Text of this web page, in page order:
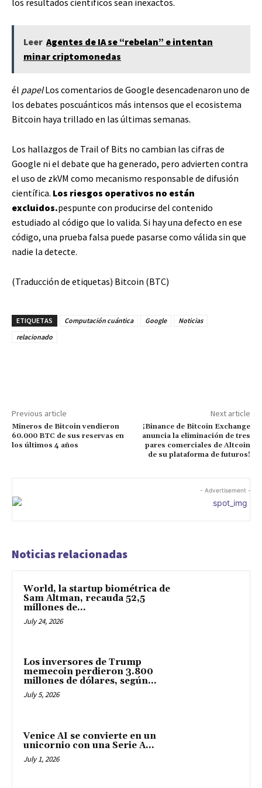
Leer Agentes de IA se “rebelan” e intentan
minar criptomonedas
él papelLos comentarios de Google desencadenaron uno de
los debates poscuánticos más intensos que el ecosistema
Bitcoin haya trillado en las últimas semanas.
Los hallazgos de Trail of Bits no cambian las cifras de
Google ni el debate que ha generado, pero advierten contra
el uso de zkVM como mecanismo responsable de difusión
científica. Los riesgos operativos no están
excluidos.pespunte con producirse del contenido
estudiado al código que lo valida. Si hay una defecto en ese
código, una prueba falsa puede pasarse como válida sin que
nadie la detecte.
(Traducción de etiquetas) Bitcoin (BTC)
ETIQUETAS Computación cuántica Google
Noticias
relacionado
Previous article
Mineros de Bitcoin vendieron
60.000 BTC de sus reservas en
los últimos 4 años
Next article
¡Binance de Bitcoin Exchange
anuncia la eliminación de tres
pares comerciales de Altcoin
de su plataforma de futuros!
- Advertisement -
Noticias relacionadas
World, la startup biométrica de
Sam Altman, recauda 52,5
millones de...
July 24, 2026
Los inversores de Trump
memecoin perdieron 3.800
millones de dólares, según...
July 5, 2026
Venice AI se convierte en un
unicornio con una Serie A...
July 1, 2026